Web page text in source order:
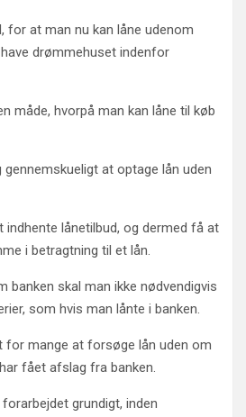
for at man nu kan låne udenom
drømmehuset indenfor
måde, hvorpå man kan låne til køb
at optage lån uden
indhente lånetilbud, og dermed få at
i betragtning til et lån.
banken skal man ikke nødvendigvis
som hvis man lånte i banken.
for mange at forsøge lån uden om
fået afslag fra banken.
grundigt, inden